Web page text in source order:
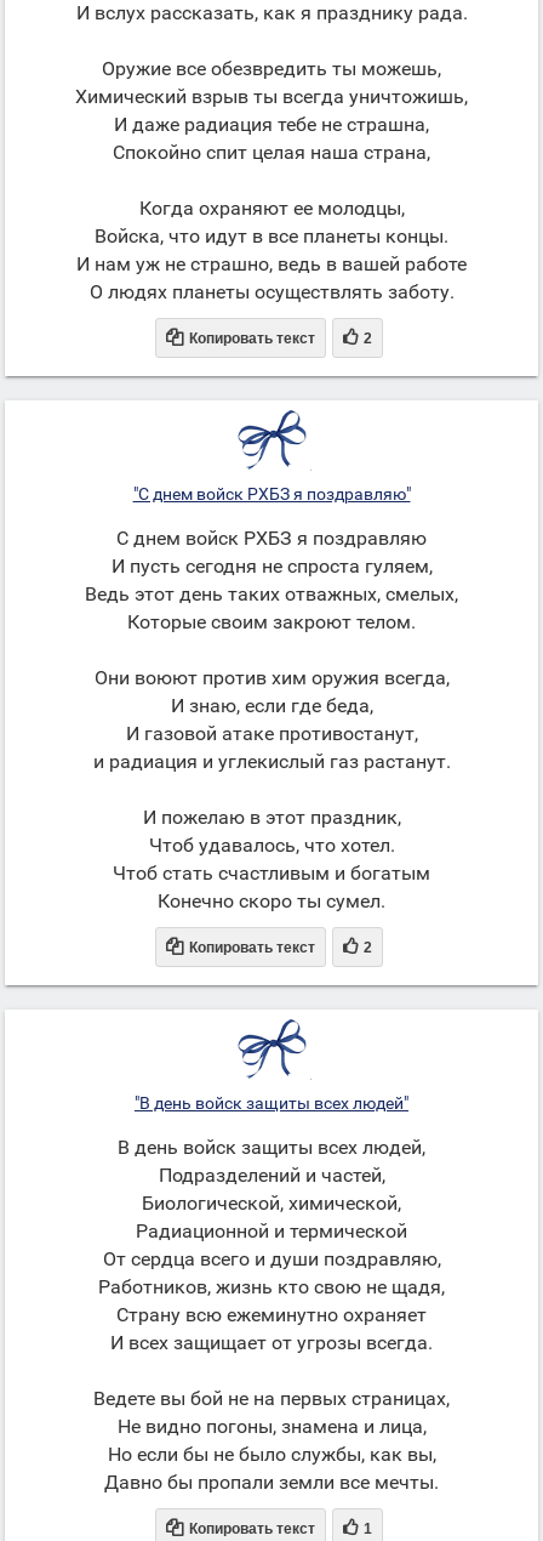
И вслух рассказать, как я празднику рада.
Оружие все обезвредить ты можешь,
Химический взрыв ты всегда уничтожишь,
И даже радиация тебе не страшна,
Спокойно спит целая наша страна,
Когда охраняют ее молодцы,
Войска, что идут в все планеты концы.
И нам уж не страшно, ведь в вашей работе
О людях планеты осуществлять заботу.
 Копировать текст  2
"С днем войск РХБЗ я поздравляю"
С днем войск РХБЗ я поздравляю
И пусть сегодня не спроста гуляем,
Ведь этот день таких отважных, смелых,
Которые своим закроют телом.
Они воюют против хим оружия всегда,
И знаю, если где беда,
И газовой атаке противостанут,
и радиация и углекислый газ растанут.
И пожелаю в этот праздник,
Чтоб удавалось, что хотел.
Чтоб стать счастливым и богатым
Конечно скоро ты сумел.
 Копировать текст  2
"В день войск защиты всех людей"
В день войск защиты всех людей,
Подразделений и частей,
Биологической, химической,
Радиационной и термической
От сердца всего и души поздравляю,
Работников, жизнь кто свою не щадя,
Страну всю ежеминутно охраняет
И всех защищает от угрозы всегда.
Ведете вы бой не на первых страницах,
Не видно погоны, знамена и лица,
Но если бы не было службы, как вы,
Давно бы пропали земли все мечты.
 Копировать текст  1